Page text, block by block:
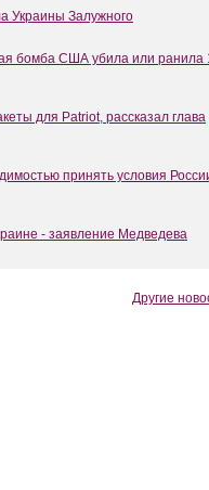
Украины Залужного
бомба США убила или ранила
для Patriot, рассказал глава
принять условия
- заявление Медведева
Другие